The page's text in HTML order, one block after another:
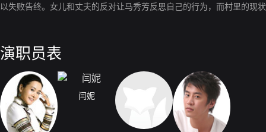
以失败告终。女儿和丈夫的反对让马秀芳反思自己的行为，而村里的现
演职员表
闫妮